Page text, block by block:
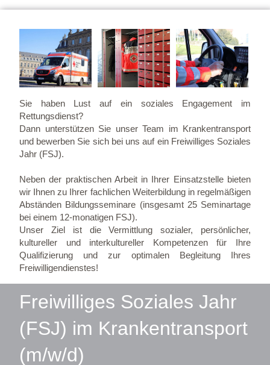
Sie haben Lust auf ein soziales Engagement im
Rettungsdienst?
Dann unterstützen Sie unser Team im Krankentransport
und bewerben Sie sich bei uns auf ein Freiwilliges Soziales
Jahr (FSJ).
Neben der praktischen Arbeit in Ihrer Einsatzstelle bieten
wir Ihnen zu Ihrer fachlichen Weiterbildung in regelmäßigen
Abständen Bildungsseminare (insgesamt 25 Seminartage
bei einem 12-monatigen FSJ).
Unser Ziel ist die Vermittlung sozialer, persönlicher,
kultureller und interkultureller Kompetenzen für Ihre
Qualifizierung und zur optimalen Begleitung Ihres
Freiwilligendienstes!
Freiwilliges Soziales Jahr
(FSJ) im Krankentransport
(m/w/d)